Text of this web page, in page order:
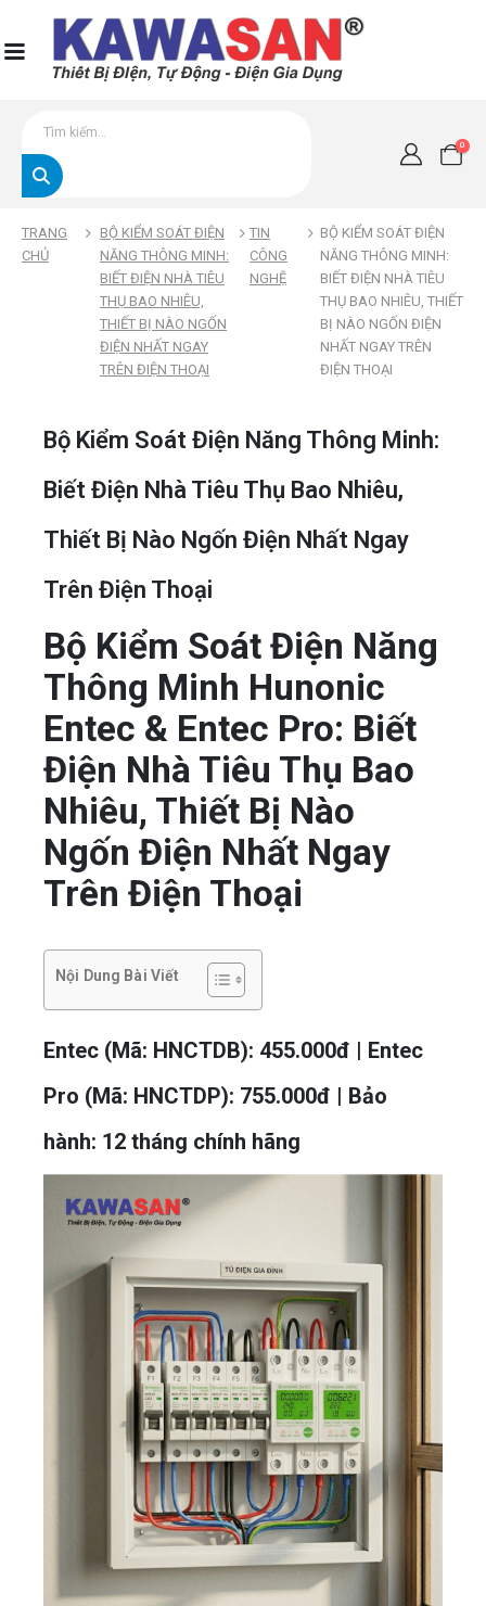
0
TRANG
CHỦ
BỘ KIỂM SOÁT ĐIỆN
NĂNG THÔNG MINH:
BIẾT ĐIỆN NHÀ TIÊU
THỤ BAO NHIÊU,
THIẾT BỊ NÀO NGỐN
ĐIỆN NHẤT NGAY
TRÊN ĐIỆN THOẠI
TIN
CÔNG
NGHỆ
BỘ KIỂM SOÁT ĐIỆN
NĂNG THÔNG MINH:
BIẾT ĐIỆN NHÀ TIÊU
THỤ BAO NHIÊU, THIẾT
BỊ NÀO NGỐN ĐIỆN
NHẤT NGAY TRÊN
ĐIỆN THOẠI
Bộ Kiểm Soát Điện Năng Thông Minh:
Biết Điện Nhà Tiêu Thụ Bao Nhiêu,
Thiết Bị Nào Ngốn Điện Nhất Ngay
Trên Điện Thoại
Bộ Kiểm Soát Điện Năng
Thông Minh Hunonic
Entec & Entec Pro: Biết
Điện Nhà Tiêu Thụ Bao
Nhiêu, Thiết Bị Nào
Ngốn Điện Nhất Ngay
Trên Điện Thoại
Nội Dung Bài Viết
Entec (Mã: HNCTDB): 455.000đ | Entec
Pro (Mã: HNCTDP): 755.000đ | Bảo
hành: 12 tháng chính hãng